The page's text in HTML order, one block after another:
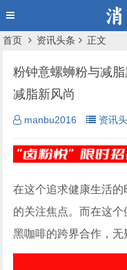
首页 资讯头条 正文
粉钟意螺蛳粉与减
减脂新风尚
manbu2016 资讯
在这个追求健康生活
的关注焦点。而在这
黑咖啡的跨界合作，无